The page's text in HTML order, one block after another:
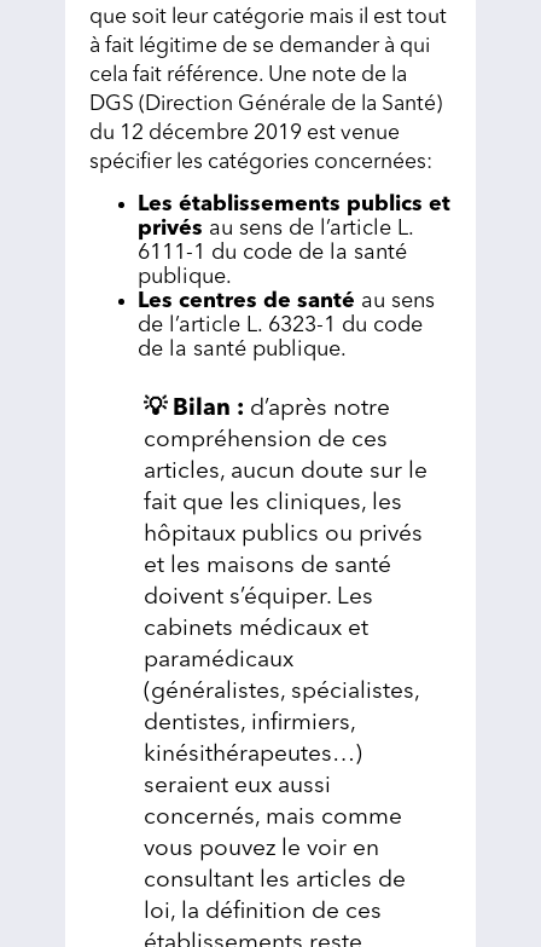
que soit leur catégorie mais il est tout
à fait légitime de se demander à qui
cela fait référence. Une note de la
DGS (Direction Générale de la Santé)
du 12 décembre 2019 est venue
spécifier les catégories concernées:
Les établissements publics et
privés au sens de l’article L.
6111-1 du code de la santé
publique.
Les centres de santé au sens
de l’article L. 6323-1 du code
de la santé publique.
💡 Bilan : d’après notre
compréhension de ces
articles, aucun doute sur le
fait que les cliniques, les
hôpitaux publics ou privés
et les maisons de santé
doivent s’équiper. Les
cabinets médicaux et
paramédicaux
(généralistes, spécialistes,
dentistes, infirmiers,
kinésithérapeutes…)
seraient eux aussi
concernés, mais comme
vous pouvez le voir en
consultant les articles de
loi, la définition de ces